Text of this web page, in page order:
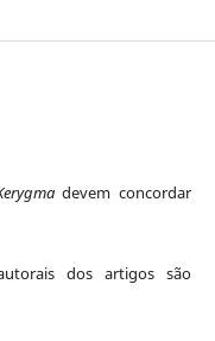
devem concordar
dos artigos são